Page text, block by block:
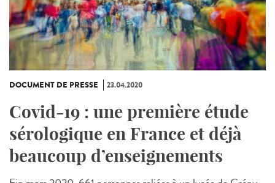
DOCUMENT DE PRESSE 23.04.2020
Covid-19 : une première étude
sérologique en France et déjà
beaucoup d’enseignements